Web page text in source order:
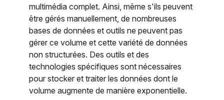
multimédia complet. Ainsi, même s'ils peuvent
être gérés manuellement, de nombreuses
bases de données et outils ne peuvent pas
gérer ce volume et cette variété de données
non structurées. Des outils et des
technologies spécifiques sont nécessaires
pour stocker et traiter les données dont le
volume augmente de manière exponentielle.